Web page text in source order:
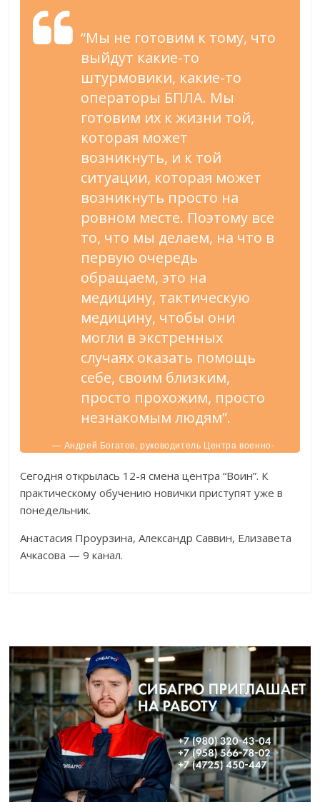
“Мы не готовим к тому, что
выйдут какие-то
штурмовики, какие-то
операторы БПЛА. Мы
готовим их к жизни той,
которая может
возникнуть, и к той
ситуации, которая может
возникнуть просто на
ровном месте. Поэтому все
то, что мы делаем, на что в
первую очередь
обращаем, это на
медицину, тактическую
медицину, чтобы они
могли в экстренных
случаях оказать помощь
себе, своим близким,
просто прохожим, просто
незнакомым людям”.
— Андрей Богатов, руководитель Центра военно-
спортивной подготовки «Воин», герой России.
Сегодня открылась 12-я смена центра “Воин”. К
практическому обучению новички приступят уже в
понедельник.
Анастасия Проурзина, Александр Саввин, Елизавета
Ачкасова — 9 канал.